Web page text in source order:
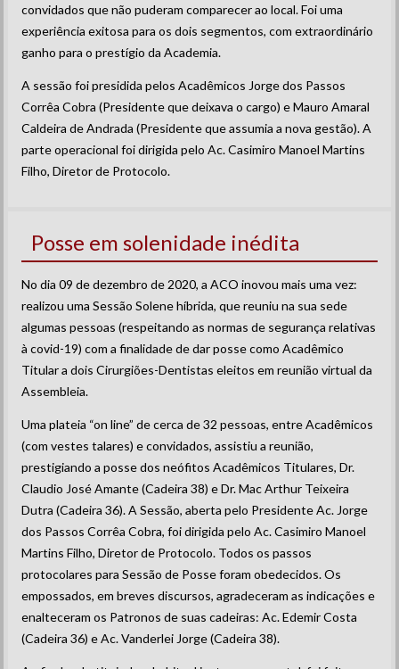
convidados que não puderam comparecer ao local. Foi uma
experiência exitosa para os dois segmentos, com extraordinário
ganho para o prestígio da Academia.
A sessão foi presidida pelos Acadêmicos Jorge dos Passos
Corrêa Cobra (Presidente que deixava o cargo) e Mauro Amaral
Caldeira de Andrada (Presidente que assumia a nova gestão). A
parte operacional foi dirigida pelo Ac. Casimiro Manoel Martins
Filho, Diretor de Protocolo.
Posse em solenidade inédita
No dia 09 de dezembro de 2020, a ACO inovou mais uma vez:
realizou uma Sessão Solene híbrida, que reuniu na sua sede
algumas pessoas (respeitando as normas de segurança relativas
à covid-19) com a finalidade de dar posse como Acadêmico
Titular a dois Cirurgiões-Dentistas eleitos em reunião virtual da
Assembleia.
Uma plateia “on line” de cerca de 32 pessoas, entre Acadêmicos
(com vestes talares) e convidados, assistiu a reunião,
prestigiando a posse dos neófitos Acadêmicos Titulares, Dr.
Claudio José Amante (Cadeira 38) e Dr. Mac Arthur Teixeira
Dutra (Cadeira 36). A Sessão, aberta pelo Presidente Ac. Jorge
dos Passos Corrêa Cobra, foi dirigida pelo Ac. Casimiro Manoel
Martins Filho, Diretor de Protocolo. Todos os passos
protocolares para Sessão de Posse foram obedecidos. Os
empossados, em breves discursos, agradeceram as indicações e
enalteceram os Patronos de suas cadeiras: Ac. Edemir Costa
(Cadeira 36) e Ac. Vanderlei Jorge (Cadeira 38).